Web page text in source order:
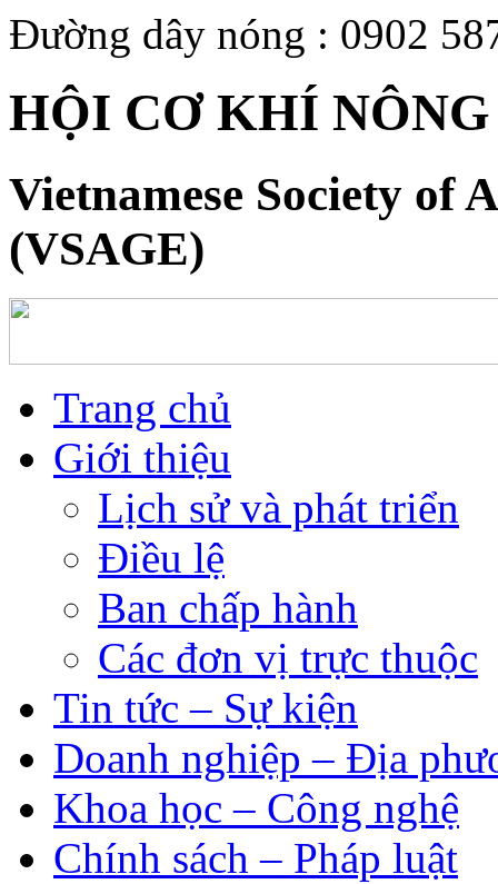
Đường dây nóng : 0902
HỘI CƠ KHÍ
Vietnamese Society of
(VSAGE)
Trang chủ
Giới thiệu
Lịch sử và phát triển
Điều lệ
Ban chấp hành
Các đơn vị trực thuộc
Tin tức – Sự kiện
Doanh nghiệp – Địa
Khoa học – Công nghệ
Chính sách – Pháp luật